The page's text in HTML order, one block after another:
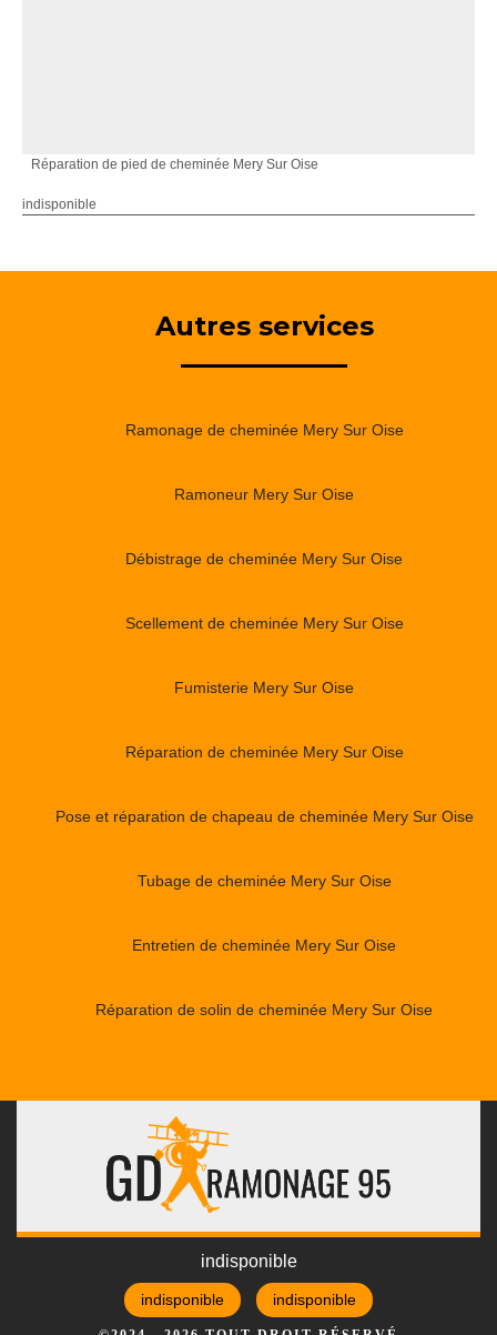
Réparation de pied de cheminée Mery Sur Oise
indisponible
Autres services
Ramonage de cheminée Mery Sur Oise
Ramoneur Mery Sur Oise
Débistrage de cheminée Mery Sur Oise
Scellement de cheminée Mery Sur Oise
Fumisterie Mery Sur Oise
Réparation de cheminée Mery Sur Oise
Pose et réparation de chapeau de cheminée Mery Sur Oise
Tubage de cheminée Mery Sur Oise
Entretien de cheminée Mery Sur Oise
Réparation de solin de cheminée Mery Sur Oise
indisponible
indisponible indisponible